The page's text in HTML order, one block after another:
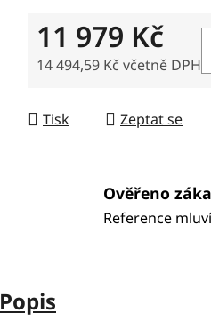
11 979 Kč
14 494,59 Kč včetně DPH
Tisk Zeptat se
Ověřeno
Reference
Popis